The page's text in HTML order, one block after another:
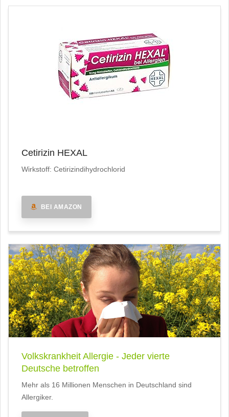
Cetirizin HEXAL
Wirkstoff: Cetirizindihydrochlorid
BEI AMAZON
Volkskrankheit Allergie - Jeder vierte
Deutsche betroffen
Mehr als 16 Millionen Menschen in Deutschland sind
Allergiker.